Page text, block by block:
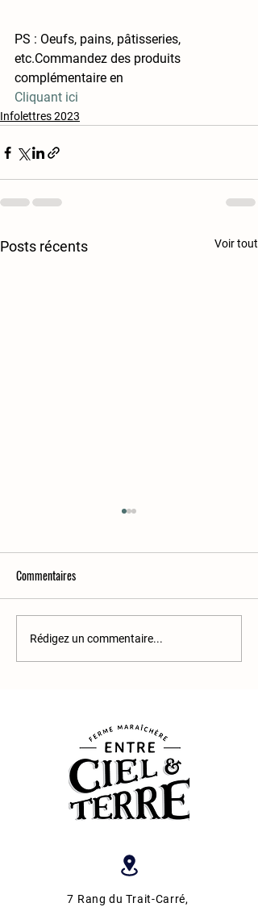
PS : Oeufs, pains, pâtisseries,
etc.Commandez des produits
complémentaire en
Cliquant ici
Infolettres 2023
Posts récents Voir tout
10e semaine
Commentaires
Rédigez un commentaire...
7 Rang du Trait-Carré,